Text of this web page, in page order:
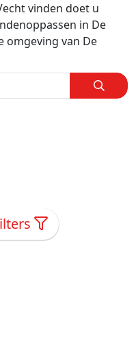
vinden doet u
in De
omgeving van De